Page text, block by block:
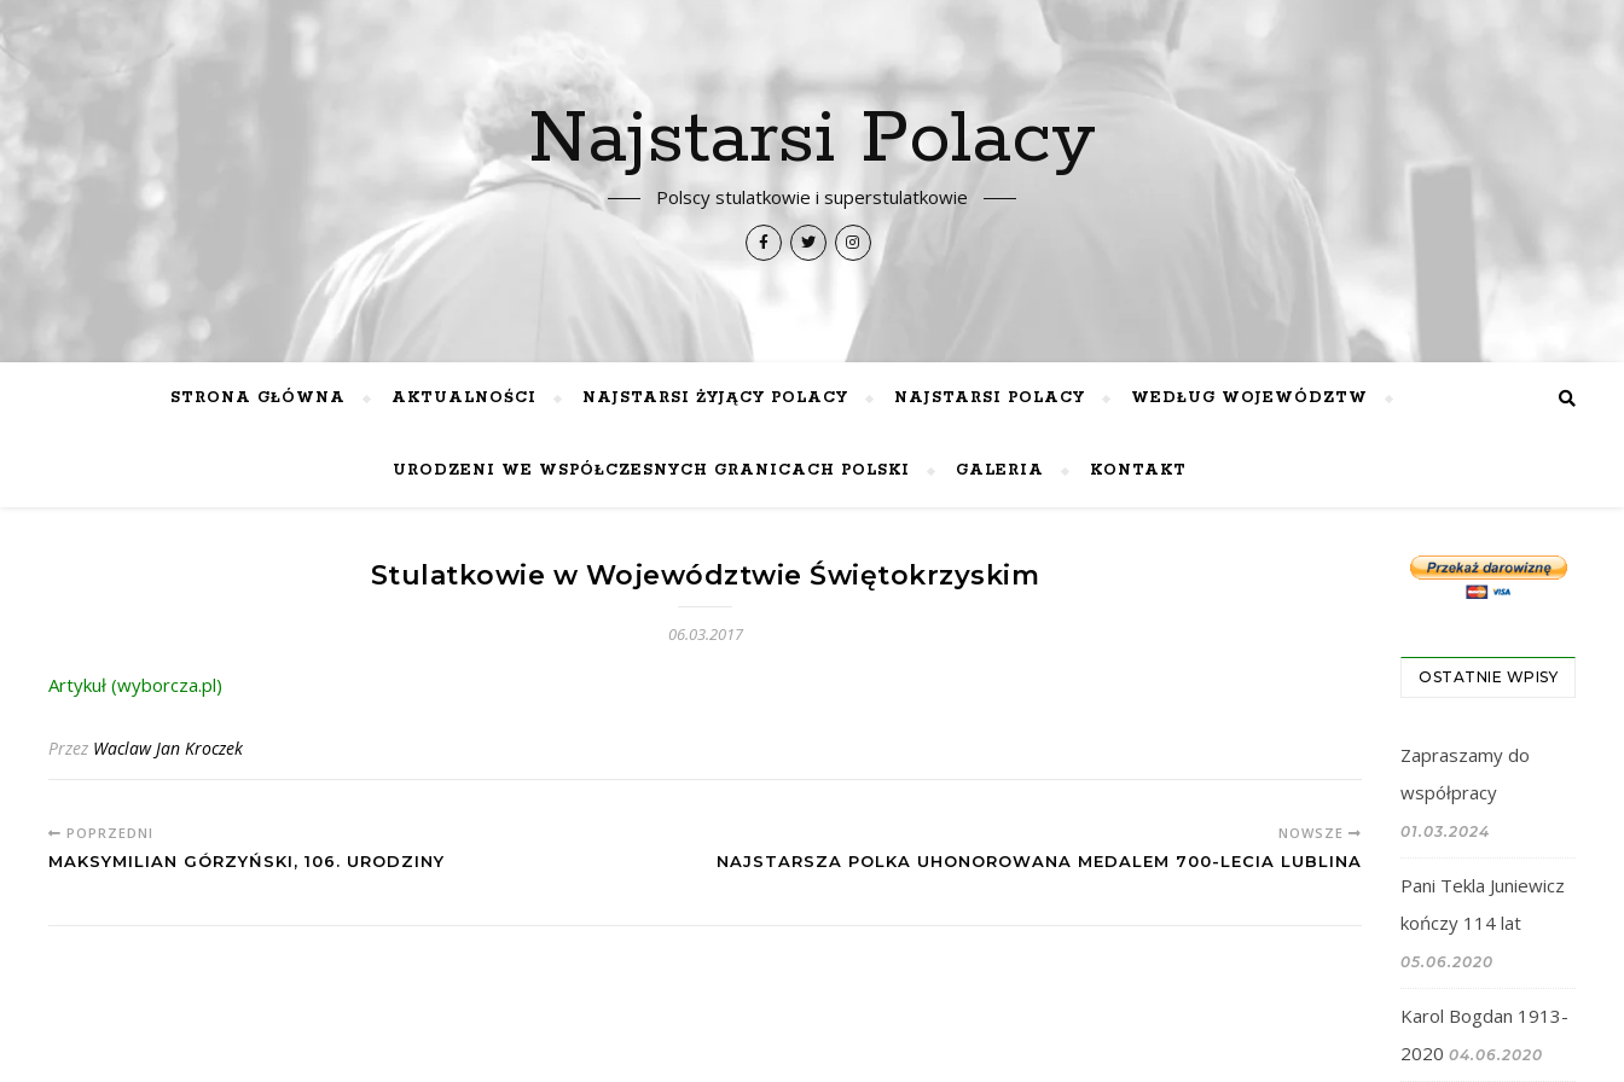
Najstarsi Polacy
Polscy stulatkowie i superstulatkowie
STRONA GŁÓWNA AKTUALNOŚCI NAJSTARSI ŻYJĄCY POLACY NAJSTARSI POLACY WEDŁUG WOJEWÓDZTW
URODZENI WE WSPÓŁCZESNYCH GRANICACH POLSKI GALERIA KONTAKT
Stulatkowie w Województwie Świętokrzyskim
06.03.2017
Artykuł (wyborcza.pl)
Przez Waclaw Jan Kroczek
POPRZEDNI
MAKSYMILIAN GÓRZYŃSKI, 106. URODZINY
NOWSZE
NAJSTARSZA POLKA UHONOROWANA MEDALEM 700-LECIA LUBLINA
OSTATNIE WPISY
Zapraszamy do
współpracy
01.03.2024
Pani Tekla Juniewicz
kończy 114 lat
05.06.2020
Karol Bogdan 1913-
2020 04.06.2020